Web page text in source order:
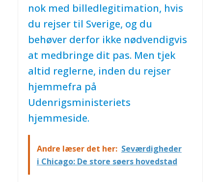
nok med billedlegitimation, hvis
du rejser til Sverige, og du
behøver derfor ikke nødvendigvis
at medbringe dit pas. Men tjek
altid reglerne, inden du rejser
hjemmefra på
Udenrigsministeriets
hjemmeside.
Andre læser det her: Seværdigheder
i Chicago: De store søers hovedstad